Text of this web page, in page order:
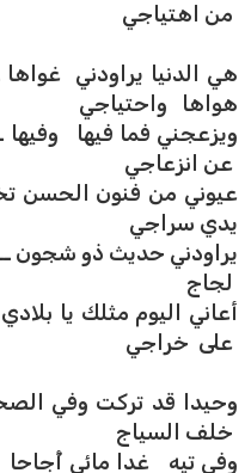
من اهتياجي
هي الدنيا يراودني
هواها واحتياجي
ويزعجني فما فيها
عن انزعاجي
عيوني من فنون
يدي سراجي
يراودني حديث ذو شجون
لجاج
أعاني اليوم مثلك يا
على خراجي
وحيدا قد تركت وفي
خلف السياج
وفي تيه غدا مائي أُجاحا